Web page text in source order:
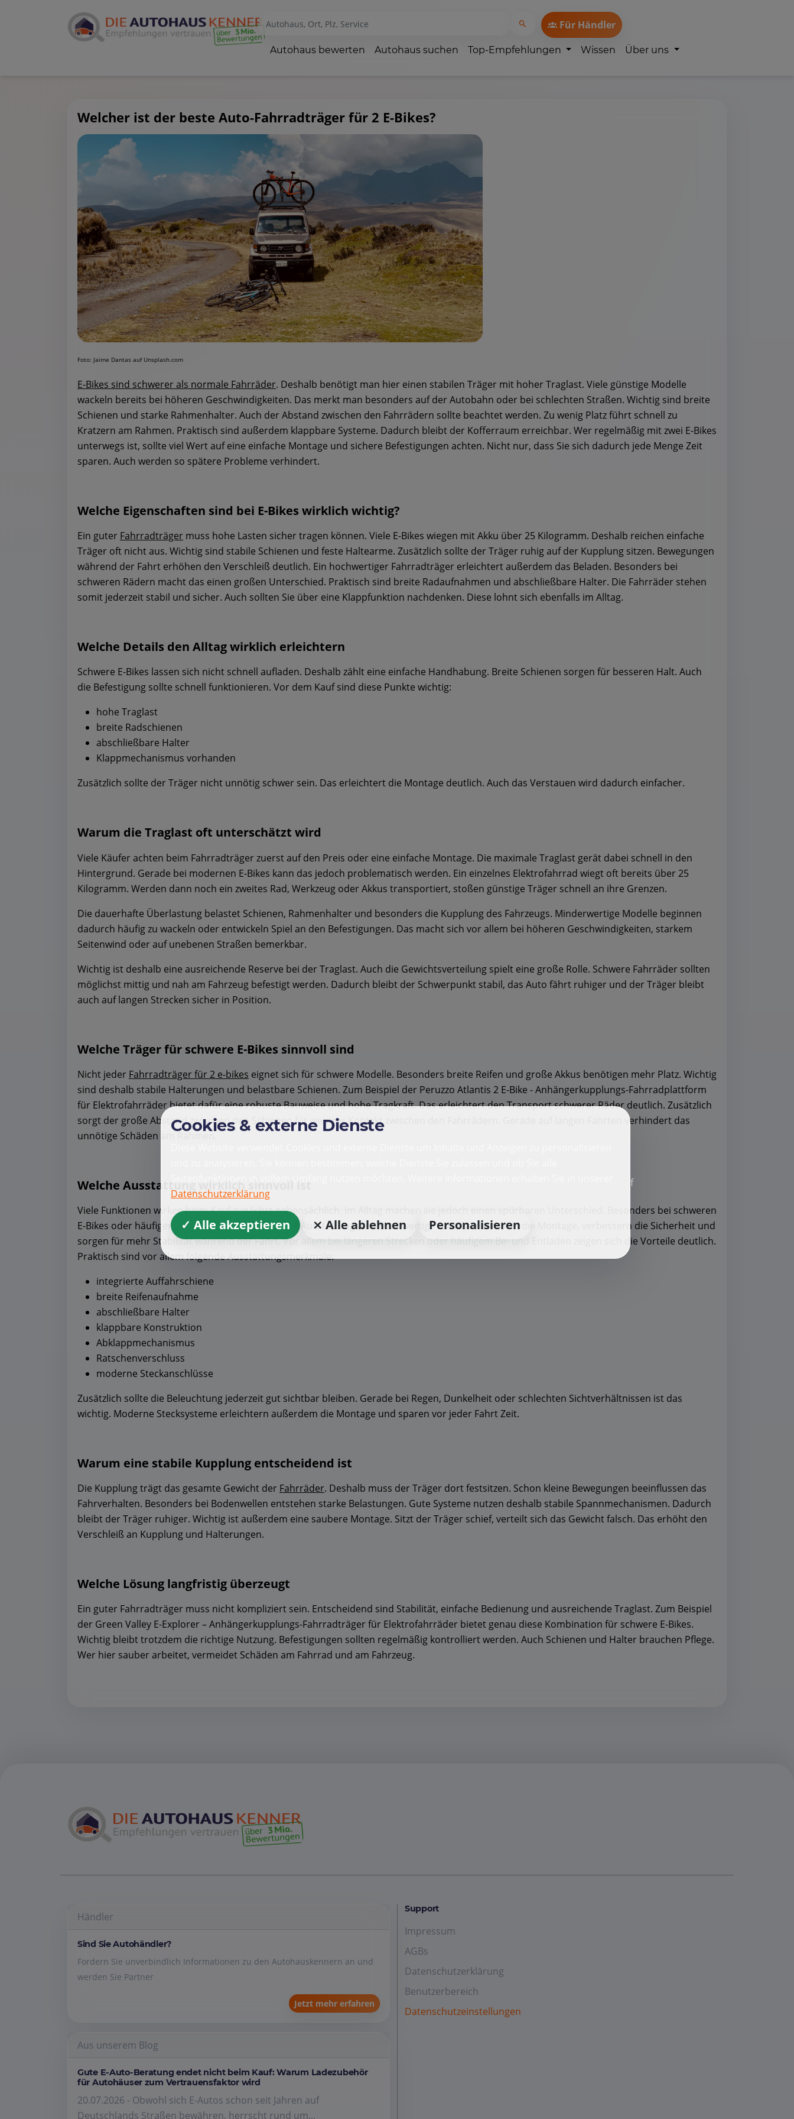
Für Händler
Autohaus bewerten Autohaus suchen Top-Empfehlungen Wissen Über uns
Welcher ist der beste Auto-Fahrradträger für 2 E-Bikes?
Foto: Jaime Dantas auf Unsplash.com
E-Bikes sind schwerer als normale Fahrräder. Deshalb benötigt man hier einen stabilen Träger mit hoher Traglast. Viele günstige Modelle
wackeln bereits bei höheren Geschwindigkeiten. Das merkt man besonders auf der Autobahn oder bei schlechten Straßen. Wichtig sind breite
Schienen und starke Rahmenhalter. Auch der Abstand zwischen den Fahrrädern sollte beachtet werden. Zu wenig Platz führt schnell zu
Kratzern am Rahmen. Praktisch sind außerdem klappbare Systeme. Dadurch bleibt der Kofferraum erreichbar. Wer regelmäßig mit zwei E-Bikes
unterwegs ist, sollte viel Wert auf eine einfache Montage und sichere Befestigungen achten. Nicht nur, dass Sie sich dadurch jede Menge Zeit
sparen. Auch werden so spätere Probleme verhindert.
Welche Eigenschaften sind bei E-Bikes wirklich wichtig?
Ein guter Fahrradträger muss hohe Lasten sicher tragen können. Viele E-Bikes wiegen mit Akku über 25 Kilogramm. Deshalb reichen einfache
Träger oft nicht aus. Wichtig sind stabile Schienen und feste Haltearme. Zusätzlich sollte der Träger ruhig auf der Kupplung sitzen. Bewegungen
während der Fahrt erhöhen den Verschleiß deutlich. Ein hochwertiger Fahrradträger erleichtert außerdem das Beladen. Besonders bei
schweren Rädern macht das einen großen Unterschied. Praktisch sind breite Radaufnahmen und abschließbare Halter. Die Fahrräder stehen
somit jederzeit stabil und sicher. Auch sollten Sie über eine Klappfunktion nachdenken. Diese lohnt sich ebenfalls im Alltag.
Welche Details den Alltag wirklich erleichtern
Schwere E-Bikes lassen sich nicht schnell aufladen. Deshalb zählt eine einfache Handhabung. Breite Schienen sorgen für besseren Halt. Auch
die Befestigung sollte schnell funktionieren. Vor dem Kauf sind diese Punkte wichtig:
hohe Traglast
breite Radschienen
abschließbare Halter
Klappmechanismus vorhanden
Zusätzlich sollte der Träger nicht unnötig schwer sein. Das erleichtert die Montage deutlich. Auch das Verstauen wird dadurch einfacher.
Warum die Traglast oft unterschätzt wird
Viele Käufer achten beim Fahrradträger zuerst auf den Preis oder eine einfache Montage. Die maximale Traglast gerät dabei schnell in den
Hintergrund. Gerade bei modernen E-Bikes kann das jedoch problematisch werden. Ein einzelnes Elektrofahrrad wiegt oft bereits über 25
Kilogramm. Werden dann noch ein zweites Rad, Werkzeug oder Akkus transportiert, stoßen günstige Träger schnell an ihre Grenzen.
Die dauerhafte Überlastung belastet Schienen, Rahmenhalter und besonders die Kupplung des Fahrzeugs. Minderwertige Modelle beginnen
dadurch häufig zu wackeln oder entwickeln Spiel an den Befestigungen. Das macht sich vor allem bei höheren Geschwindigkeiten, starkem
Seitenwind oder auf unebenen Straßen bemerkbar.
Wichtig ist deshalb eine ausreichende Reserve bei der Traglast. Auch die Gewichtsverteilung spielt eine große Rolle. Schwere Fahrräder sollten
möglichst mittig und nah am Fahrzeug befestigt werden. Dadurch bleibt der Schwerpunkt stabil, das Auto fährt ruhiger und der Träger bleibt
auch auf langen Strecken sicher in Position.
Welche Träger für schwere E-Bikes sinnvoll sind
Nicht jeder Fahrradträger für 2 e-bikes eignet sich für schwere Modelle. Besonders breite Reifen und große Akkus benötigen mehr Platz. Wichtig
sind deshalb stabile Halterungen und belastbare Schienen. Zum Beispiel der Peruzzo Atlantis 2 E-Bike - Anhängerkupplungs-Fahrradplattform
für Elektrofahrräder bietet dafür eine robuste Bauweise und hohe Tragkraft. Das erleichtert den Transport schwerer Räder deutlich. Zusätzlich
sorgt der große Abstand zwischen den Schienen für weniger Kontakt zwischen den Fahrrädern. Gerade auf langen Fahrten verhindert das
unnötige Schäden am Rahmen.
Welche Ausstattung wirklich sinnvoll ist
Viele Funktionen wirken beim Kauf zunächst nebensächlich. Im Alltag machen sie jedoch einen spürbaren Unterschied. Besonders bei schweren
E-Bikes oder häufigen Fahrten zahlt sich eine gute Ausstattung aus. Hochwertige Details erleichtern die Montage, verbessern die Sicherheit und
sorgen für mehr Stabilität während der Fahrt. Vor allem bei längeren Strecken oder häufigem Be- und Entladen zeigen sich die Vorteile deutlich.
Praktisch sind vor allem folgende Ausstattungsmerkmale:
integrierte Auffahrschiene
breite Reifenaufnahme
abschließbare Halter
klappbare Konstruktion
Abklappmechanismus
Ratschenverschluss
moderne Steckanschlüsse
Zusätzlich sollte die Beleuchtung jederzeit gut sichtbar bleiben. Gerade bei Regen, Dunkelheit oder schlechten Sichtverhältnissen ist das
wichtig. Moderne Stecksysteme erleichtern außerdem die Montage und sparen vor jeder Fahrt Zeit.
Warum eine stabile Kupplung entscheidend ist
Die Kupplung trägt das gesamte Gewicht der Fahrräder. Deshalb muss der Träger dort festsitzen. Schon kleine Bewegungen beeinflussen das
Fahrverhalten. Besonders bei Bodenwellen entstehen starke Belastungen. Gute Systeme nutzen deshalb stabile Spannmechanismen. Dadurch
bleibt der Träger ruhiger. Wichtig ist außerdem eine saubere Montage. Sitzt der Träger schief, verteilt sich das Gewicht falsch. Das erhöht den
Verschleiß an Kupplung und Halterungen.
Welche Lösung langfristig überzeugt
Ein guter Fahrradträger muss nicht kompliziert sein. Entscheidend sind Stabilität, einfache Bedienung und ausreichende Traglast. Zum Beispiel
der Green Valley E-Explorer – Anhängerkupplungs-Fahrradträger für Elektrofahrräder bietet genau diese Kombination für schwere E-Bikes.
Wichtig bleibt trotzdem die richtige Nutzung. Befestigungen sollten regelmäßig kontrolliert werden. Auch Schienen und Halter brauchen Pflege.
Wer hier sauber arbeitet, vermeidet Schäden am Fahrrad und am Fahrzeug.
Händler
Sind Sie Autohändler?
Fordern Sie unverbindlich Informationen zu den Autohauskennern an und
werden Sie Partner
Jetzt mehr erfahren
Aus unserem Blog
Gute E-Auto-Beratung endet nicht beim Kauf: Warum Ladezubehör
für Autohäuser zum Vertrauensfaktor wird
20.07.2026 - Obwohl sich E-Autos schon seit Jahren auf
Deutschlands Straßen bewähren, herrscht rund um...
Support
Impressum
AGBs
Datenschutzerklärung
Benutzerbereich
Datenschutzeinstellungen
Cookies & externe Dienste
Seitenfunktionen in vollem Umfang nutzen möchten. Weitere Informationen erhalten Sie in unserer
Datenschutzerklärung
✓ Alle akzeptieren ⨯ Alle ablehnen Personalisieren
f